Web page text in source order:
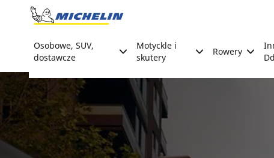
Go to page content
Osobowe, SUV,
dostawcze
Motyckle i
skutery
Rowery